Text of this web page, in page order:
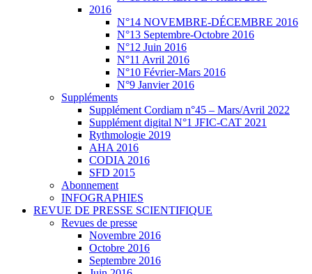
2016
N°14 NOVEMBRE-DÉCEMBRE 2016
N°13 Septembre-Octobre 2016
N°12 Juin 2016
N°11 Avril 2016
N°10 Février-Mars 2016
N°9 Janvier 2016
Suppléments
Supplément Cordiam n°45 – Mars/Avril 2022
Supplément digital N°1 JFIC-CAT 2021
Rythmologie 2019
AHA 2016
CODIA 2016
SFD 2015
Abonnement
INFOGRAPHIES
REVUE DE PRESSE SCIENTIFIQUE
Revues de presse
Novembre 2016
Octobre 2016
Septembre 2016